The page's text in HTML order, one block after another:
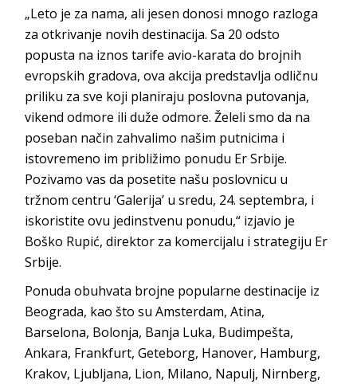
„Leto je za nama, ali jesen donosi mnogo razloga
za otkrivanje novih destinacija. Sa 20 odsto
popusta na iznos tarife avio-karata do brojnih
evropskih gradova, ova akcija predstavlja odličnu
priliku za sve koji planiraju poslovna putovanja,
vikend odmore ili duže odmore. Želeli smo da na
poseban način zahvalimo našim putnicima i
istovremeno im približimo ponudu Er Srbije.
Pozivamo vas da posetite našu poslovnicu u
tržnom centru ‘Galerija’ u sredu, 24. septembra, i
iskoristite ovu jedinstvenu ponudu,“ izjavio je
Boško Rupić, direktor za komercijalu i strategiju Er
Srbije.
Ponuda obuhvata brojne popularne destinacije iz
Beograda, kao što su Amsterdam, Atina,
Barselona, Bolonja, Banja Luka, Budimpešta,
Ankara, Frankfurt, Geteborg, Hanover, Hamburg,
Krakov, Ljubljana, Lion, Milano, Napulj, Nirnberg,